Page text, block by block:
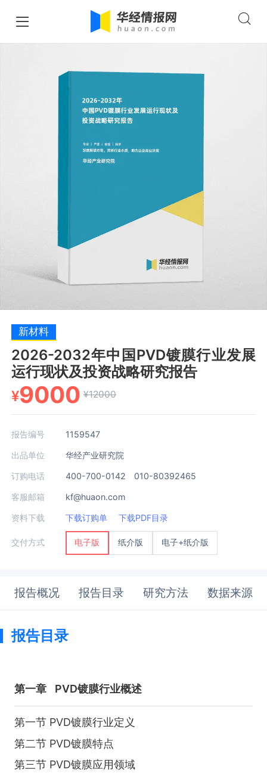
新材料
2026-2032年中国PVD镀膜行业发展
运行现状及投资战略研究报告
¥9000 ¥12000
报告编号 1159547
出品单位 华经产业研究院
订购电话 400-700-0142 010-80392465
客服邮箱 kf@huaon.com
资料下载 下载订购单 下载PDF目录
交付方式 电子版 纸介版 电子+纸介版
报告概况 报告目录 研究方法 数据来源
报告目录
第一章 PVD镀膜行业概述
第一节 PVD镀膜行业定义
第二节 PVD镀膜特点
第三节 PVD镀膜应用领域